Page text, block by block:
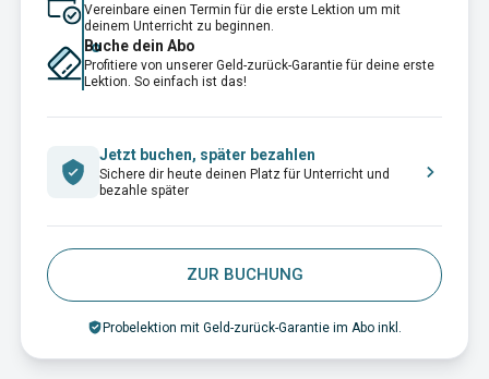
Vereinbare einen Termin für die erste Lektion um mit
deinem Unterricht zu beginnen.
Buche dein Abo
Profitiere von unserer Geld-zurück-Garantie für deine erste
Lektion. So einfach ist das!
Jetzt buchen, später bezahlen
Sichere dir heute deinen Platz für Unterricht und
bezahle später
ZUR BUCHUNG
Probelektion mit Geld-zurück-Garantie im Abo inkl.